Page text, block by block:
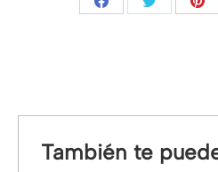
CompartirCompartir
También te